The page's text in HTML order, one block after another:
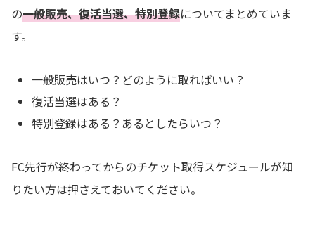
の一般販売、復活当選、特別登録についてまとめていま
す。
一般販売はいつ？どのように取ればいい？
復活当選はある？
特別登録はある？あるとしたらいつ？
FC先行が終わってからのチケット取得スケジュールが知
りたい方は押さえておいてください。